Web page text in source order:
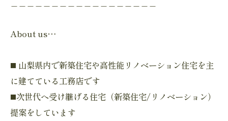
About us…
◼️ 山梨県内で新築住宅や高性能リノベーション住宅を主
に建てている工務店です
◼️次世代へ受け継げる住宅（新築住宅/リノベーション）
提案をしています